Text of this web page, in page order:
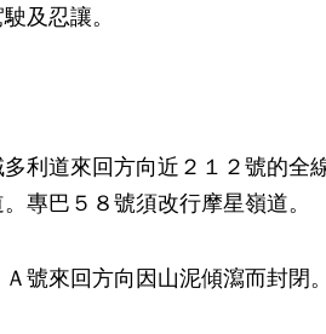
及忍讓。
利道來回方向近２１２號的
專巴５８號須改行摩星嶺道。
號來回方向因山泥傾瀉而封閉